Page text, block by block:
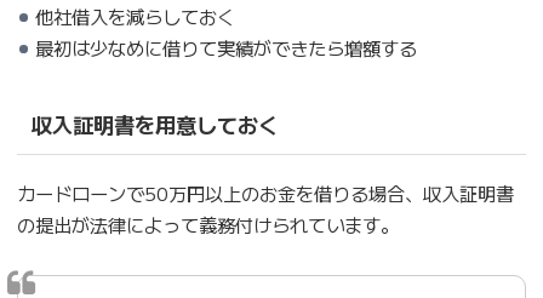
他社借入を減らしておく
最初は少なめに借りて実績ができたら増額する
収入証明書を用意しておく
カードローンで50万円以上のお金を借りる場合、収入証明書
の提出が法律によって義務付けられています。